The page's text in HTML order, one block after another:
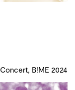
Concert, B!ME 2024